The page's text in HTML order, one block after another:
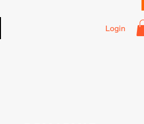
Login